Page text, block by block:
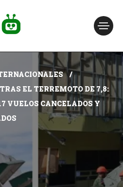
EL TERREMOTO DE 7,8:
VUELOS CANCELADOS Y